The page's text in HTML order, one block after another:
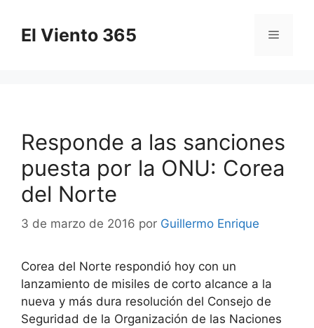
contenido
El Viento 365 Menú
Responde a las sanciones
puesta por la ONU: Corea
del Norte
3 de marzo de 2016 por Guillermo Enrique
Corea del Norte respondió hoy con un
lanzamiento de misiles de corto alcance a la
nueva y más dura resolución del Consejo de
Seguridad de la Organización de las Naciones